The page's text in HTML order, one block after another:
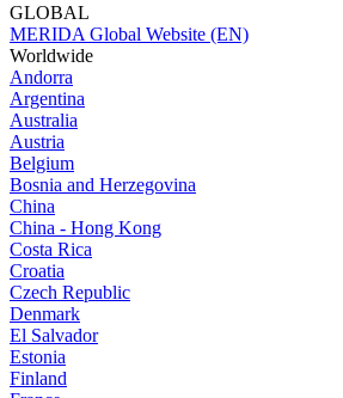
GLOBAL
MERIDA Global Website (EN)
Worldwide
Andorra
Argentina
Australia
Austria
Belgium
Bosnia and Herzegovina
China
China - Hong Kong
Costa Rica
Croatia
Czech Republic
Denmark
El Salvador
Estonia
Finland